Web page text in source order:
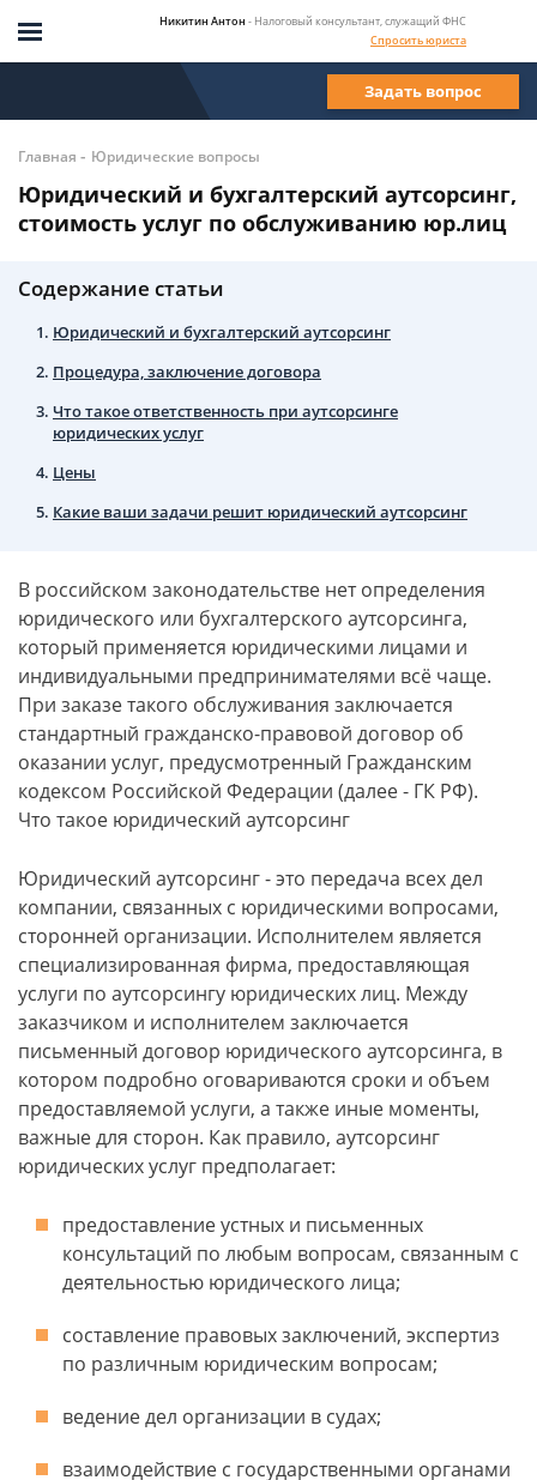
Никитин Антон - Налоговый консультант, служащий ФНС
Спросить юриста
Задать вопрос
Главная - Юридические вопросы
Юридический и бухгалтерский аутсорсинг,
стоимость услуг по обслуживанию юр.лиц
Содержание статьи
Юридический и бухгалтерский аутсорсинг
Процедура, заключение договора
Что такое ответственность при аутсорсинге
юридических услуг
Цены
Какие ваши задачи решит юридический аутсорсинг
В российском законодательстве нет определения
юридического или бухгалтерского аутсорсинга,
который применяется юридическими лицами и
индивидуальными предпринимателями всё чаще.
При заказе такого обслуживания заключается
стандартный гражданско-правовой договор об
оказании услуг, предусмотренный Гражданским
кодексом Российской Федерации (далее - ГК РФ).
Что такое юридический аутсорсинг
Юридический аутсорсинг - это передача всех дел
компании, связанных с юридическими вопросами,
сторонней организации. Исполнителем является
специализированная фирма, предоставляющая
услуги по аутсорсингу юридических лиц. Между
заказчиком и исполнителем заключается
письменный договор юридического аутсорсинга, в
котором подробно оговариваются сроки и объем
предоставляемой услуги, а также иные моменты,
важные для сторон. Как правило, аутсорсинг
юридических услуг предполагает:
предоставление устных и письменных
консультаций по любым вопросам, связанным с
деятельностью юридического лица;
составление правовых заключений, экспертиз
по различным юридическим вопросам;
ведение дел организации в судах;
взаимодействие с государственными органами